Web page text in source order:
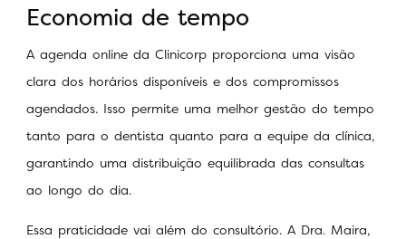
Economia de tempo
A agenda online da Clinicorp proporciona uma visão
clara dos horários disponíveis e dos compromissos
agendados. Isso permite uma melhor gestão do tempo
tanto para o dentista quanto para a equipe da clínica,
garantindo uma distribuição equilibrada das consultas
ao longo do dia.
Essa praticidade vai além do consultório. A Dra. Maira,